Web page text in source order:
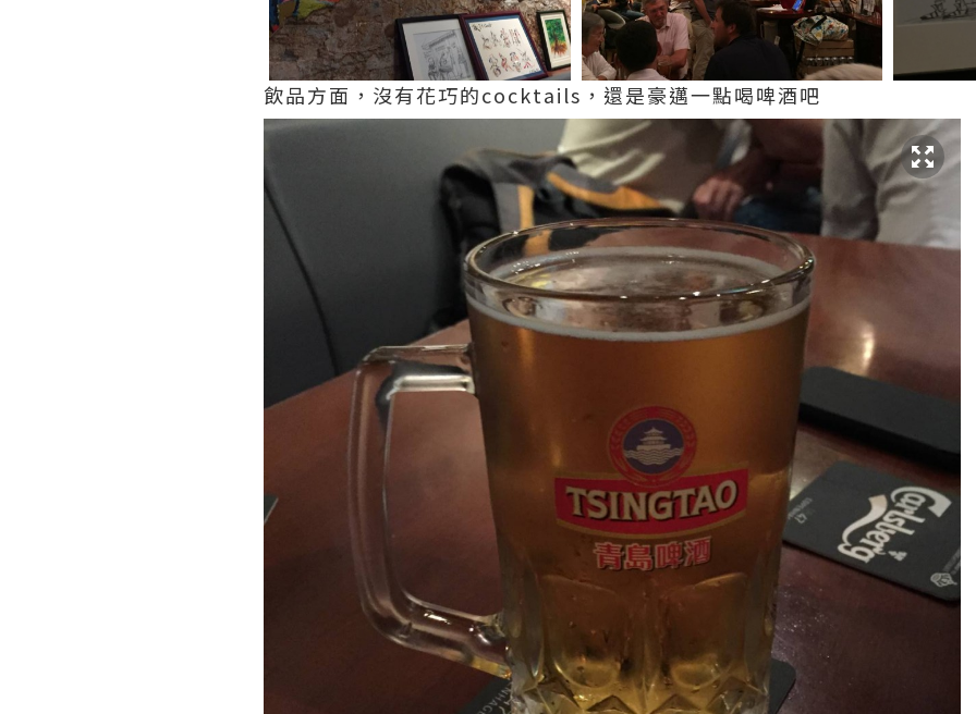
飲品方面，沒有花巧的cocktails，還是豪邁一點喝啤酒吧